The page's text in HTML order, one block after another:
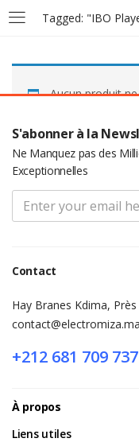
LOGIN
Enter your username
Remember me
Aucun produit
S'abonner à la
Ne Manquez pas des
Exceptionnelles
Contact
Hay Branes Kdima,
contact@electromiza.ma
+212 681 709 737
À propos
Liens utiles